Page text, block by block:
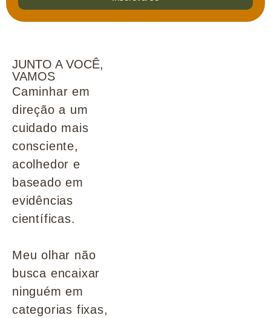
JUNTO A VOCÊ,
VAMOS
Caminhar em
direção a um
cuidado mais
consciente,
acolhedor e
baseado em
evidências
científicas.
Meu olhar não
busca encaixar
ninguém em
categorias fixas,